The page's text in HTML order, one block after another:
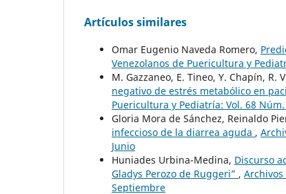
Artículos similares
Omar Eugenio Naveda Romero,
Venezolanos de Puericultura y
M. Gazzaneo, E. Tineo, Y. Chapín, R.
negativo de estrés metabólico en
Puericultura y Pediatría: Vol. 68
Gloria Mora de Sánchez, Reinaldo
infeccioso de la diarrea aguda ,
Junio
Huniades Urbina-Medina, Discurso
Gladys Perozo de Ruggeri” , Archivos
Septiembre